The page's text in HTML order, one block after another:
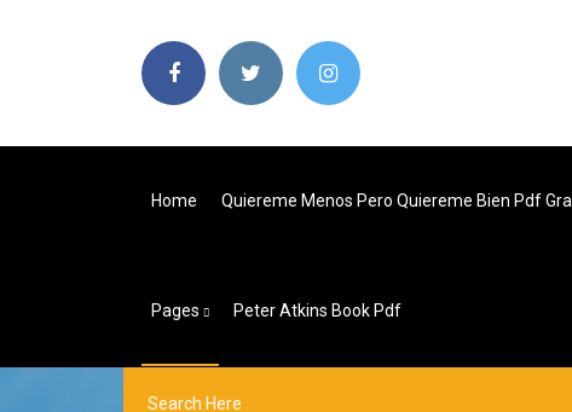
Home Quiereme Menos Pero Quiereme Bien Pdf
Pages Peter Atkins Book Pdf